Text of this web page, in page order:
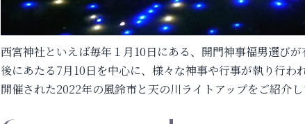
西宮神社といえば毎年１月10日にある、開門神事福男選び
後にあたる7月10日を中心に、様々な神事や行事が執り行わ
開催された2022年の風鈴市と天の川ライトアップをご紹介し